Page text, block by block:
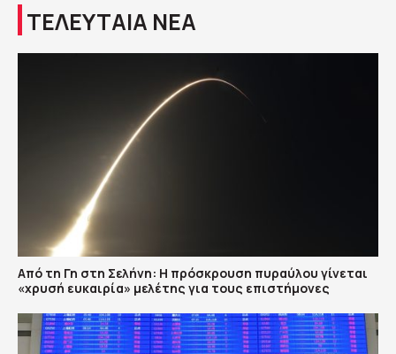
ΤΕΛΕΥΤΑΙΑ ΝΕΑ
Από τη Γη στη Σελήνη: Η πρόσκρουση πυραύλου γίνεται
«χρυσή ευκαιρία» μελέτης για τους επιστήμονες